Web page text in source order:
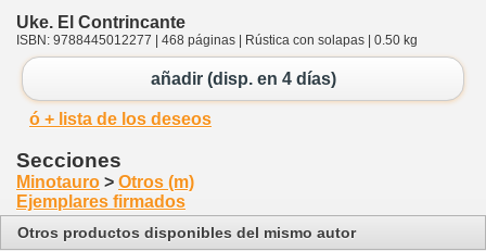
Uke. El Contrincante
ISBN: 9788445012277 | 468 páginas | Rústica con solapas | 0.50 kg
añadir (disp. en 4 días)
ó + lista de los deseos
Secciones
Minotauro > Otros (m)
Ejemplares firmados
Otros productos disponibles del mismo autor